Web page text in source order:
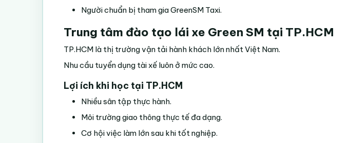
Người chuẩn bị tham gia GreenSM Taxi.
Trung tâm đào tạo lái xe Green SM tại TP.HCM
TP.HCM là thị trường vận tải hành khách lớn nhất Việt Nam.
Nhu cầu tuyển dụng tài xế luôn ở mức cao.
Lợi ích khi học tại TP.HCM
Nhiều sân tập thực hành.
Môi trường giao thông thực tế đa dạng.
Cơ hội việc làm lớn sau khi tốt nghiệp.